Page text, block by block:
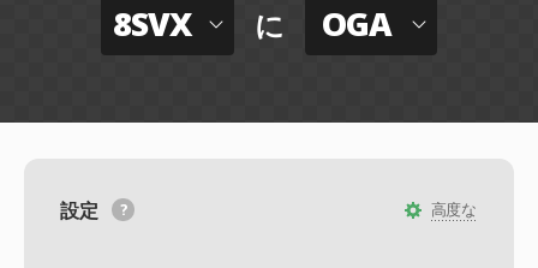
8SVX に OGA
高度な
設定